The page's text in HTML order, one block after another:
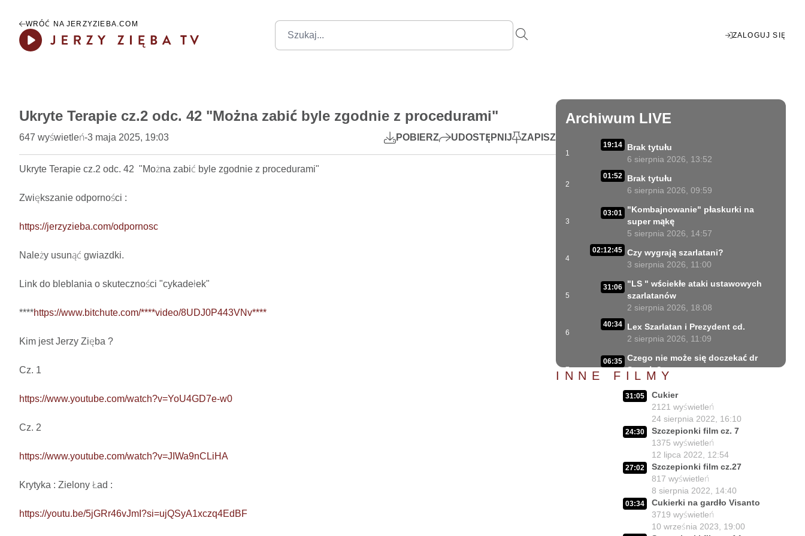
WRÓĆ NA JERZYZIEBA.COM
ZALOGUJ SIĘ
Enter
fullscreen
Play
Ukryte Terapie cz.2 odc. 42 "Można zabić byle zgodnie z procedurami"
647 wyświetleń-3 maja 2025, 19:03 POBIERZ UDOSTĘPNIJ ZAPISZ
Ukryte Terapie cz.2 odc. 42  "Można zabić byle zgodnie z procedurami"
Zwiększanie odporności :
https://jerzyzieba.com/odpornosc
Należy usunąć gwiazdki.
Link do bleblania o skuteczności "cykadełek"
****https://www.bitchute.com/****video/8UDJ0P443VNv****
Kim jest Jerzy Zięba ?
Cz. 1
https://www.youtube.com/watch?v=YoU4GD7e-w0
Cz. 2
https://www.youtube.com/watch?v=JIWa9nCLiHA
Krytyka : Zielony Ład :
https://youtu.be/5jGRr46vJmI?si=ujQSyA1xczq4EdBF
Archiwum LIVE
1
19:14
Brak tytułu
6 sierpnia 2026, 13:52
2
01:52
Brak tytułu
6 sierpnia 2026, 09:59
3
03:01
"Kombajnowanie" płaskurki na
super mąkę
5 sierpnia 2026, 14:57
4
02:12:45 Czy wygrają szarlatani?
3 sierpnia 2026, 11:00
5
31:06
"LS " wściekłe ataki ustawowych
szarlatanów
2 sierpnia 2026, 18:08
6
40:34
Lex Szarlatan i Prezydent cd.
2 sierpnia 2026, 11:09
7
06:35 Czego nie może się doczekać dr
Suwała?
1 sierpnia 2026, 16:01
Szczepionkowa bańka w końcu
pękła!
1 sierpnia 2026, 10:02
NIESPODZIANKA u Prezydenta
Nawrockiego!!
30 lipca 2026, 15:45
Czy Prezydent uratuje chorych
Polaków?
29 lipca 2026, 11:00
Czy da się lepiej leczyć ?
INNE FILMY
31:05
Cukier
2121 wyświetleń
24 sierpnia 2022, 16:10
24:30
Szczepionki film cz. 7
1375 wyświetleń
12 lipca 2022, 12:54
27:02
Szczepionki film cz.27
817 wyświetleń
8 sierpnia 2022, 14:40
03:34
Cukierki na gardło Visanto
3719 wyświetleń
10 września 2023, 19:00